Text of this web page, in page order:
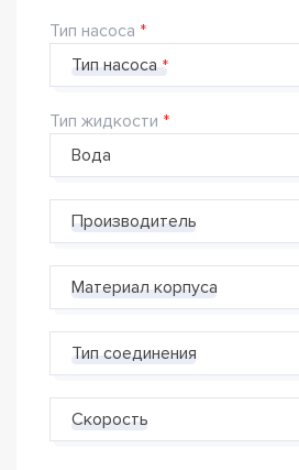
Тип насоса
Тип насоса
Тип жидкости
Производитель
Материал корпуса
Тип соединения
Скорость